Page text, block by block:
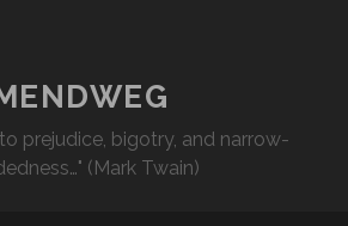
prejudice, bigotry, and narrow-
(Mark Twain)